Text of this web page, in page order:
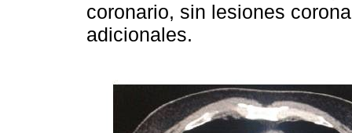
coronario, sin lesiones
adicionales.